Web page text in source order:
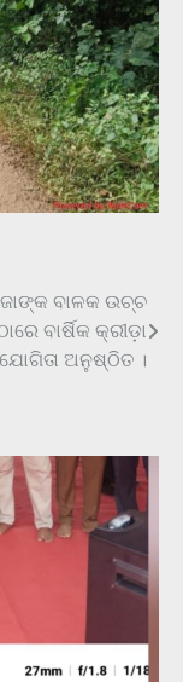
ବାଳକ ଉଚ୍ଚ
ବାର୍ଷିକ କ୍ରୀଡ଼ା
ଅନୁଷ୍ଠିତ ।